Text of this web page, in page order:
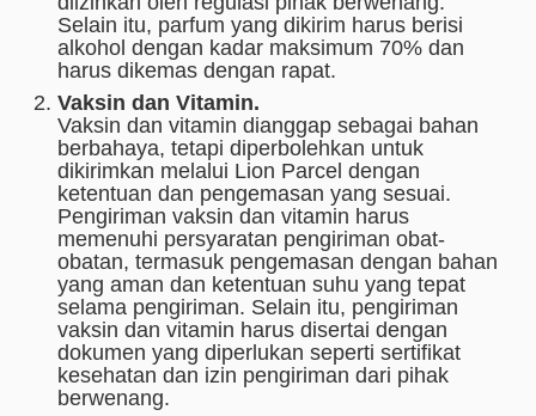
Selain itu, parfum yang dikirim harus berisi
alkohol dengan kadar maksimum 70% dan
harus dikemas dengan rapat.
Vaksin dan Vitamin.
Vaksin dan vitamin dianggap sebagai bahan
berbahaya, tetapi diperbolehkan untuk
dikirimkan melalui Lion Parcel dengan
ketentuan dan pengemasan yang sesuai.
Pengiriman vaksin dan vitamin harus
memenuhi persyaratan pengiriman obat-
obatan, termasuk pengemasan dengan bahan
yang aman dan ketentuan suhu yang tepat
selama pengiriman. Selain itu, pengiriman
vaksin dan vitamin harus disertai dengan
dokumen yang diperlukan seperti sertifikat
kesehatan dan izin pengiriman dari pihak
berwenang.